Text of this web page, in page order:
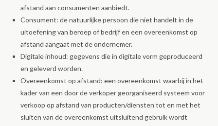
afstand aan consumenten aanbiedt.
Consument: de natuurlijke persoon die niet handelt in de
uitoefening van beroep of bedrijf en een overeenkomst op
afstand aangaat met de ondernemer.
Digitale inhoud: gegevens die in digitale vorm geproduceerd
en geleverd worden.
Overeenkomst op afstand: een overeenkomst waarbij in het
kader van een door de verkoper georganiseerd systeem voor
verkoop op afstand van producten/diensten tot en met het
sluiten van de overeenkomst uitsluitend gebruik wordt